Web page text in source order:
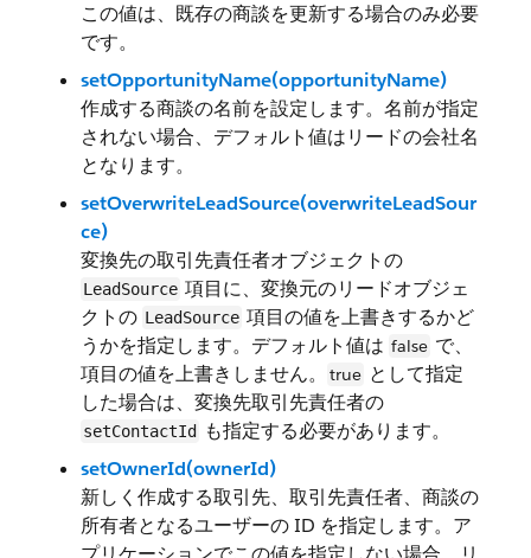
この値は、既存の商談を更新する場合のみ必要
です。
setOpportunityName(opportunityName)
作成する商談の名前を設定します。名前が指定
されない場合、デフォルト値はリードの会社名
となります。
setOverwriteLeadSource(overwriteLeadSour
ce)
変換先の取引先責任者オブジェクトの
LeadSource 項目に、変換元のリードオブジェ
クトの LeadSource 項目の値を上書きするかど
うかを指定します。デフォルト値は false で、
項目の値を上書きしません。
true として指定
した場合は、変換先取引先責任者の
setContactId
も指定する必要があります。
setOwnerId(ownerId)
新しく作成する取引先、取引先責任者、商談の
所有者となるユーザーの ID を指定します。ア